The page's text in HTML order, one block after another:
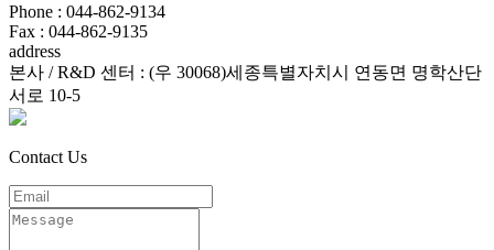
Phone : 044-862-9134
Fax : 044-862-9135
address
본사 / R&D 센터 : (우 30068)세종특별자치시 연동면 명학산단
서로 10-5
Contact Us